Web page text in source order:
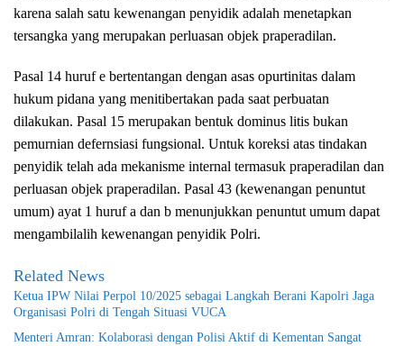
karena salah satu kewenangan penyidik adalah menetapkan
tersangka yang merupakan perluasan objek praperadilan.
Pasal 14 huruf e bertentangan dengan asas opurtinitas dalam
hukum pidana yang menitibertakan pada saat perbuatan
dilakukan. Pasal 15 merupakan bentuk dominus litis bukan
pemurnian defernsiasi fungsional. Untuk koreksi atas tindakan
penyidik telah ada mekanisme internal termasuk praperadilan dan
perluasan objek praperadilan. Pasal 43 (kewenangan penuntut
umum) ayat 1 huruf a dan b menunjukkan penuntut umum dapat
mengambilalih kewenangan penyidik Polri.
Related News
Ketua IPW Nilai Perpol 10/2025 sebagai Langkah Berani Kapolri Jaga
Organisasi Polri di Tengah Situasi VUCA
Menteri Amran: Kolaborasi dengan Polisi Aktif di Kementan Sangat